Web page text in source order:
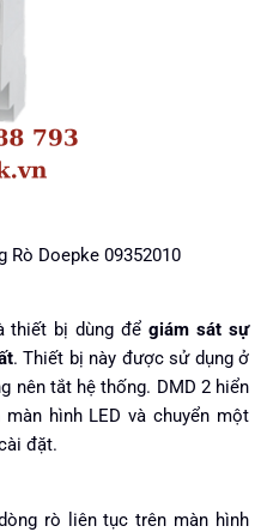
Rò Doepke 09352010
thiết bị dùng đểgiám sát sự
. Thiết bị này được sử dụng ở
nên tắt hệ thống. DMD 2 hiển
hình LED và chuyển một
đặt.
rò liên tục trên màn hình